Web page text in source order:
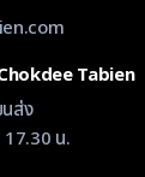
Tabien
ส่ง
17.30 น.